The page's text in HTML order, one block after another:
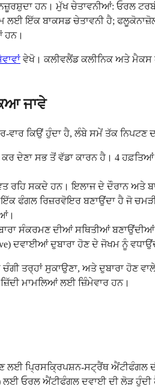
ਹਨ। ਮੁੱਖ ਚੇਤਾਵਨੀਆਂ: ਓਰਲ
ਇੱਕ ਬਾਕਸਡ ਚੇਤਾਵਨੀ ਹੈ;
ਹਨ।
ਵੇਖੋ। ਕਲੀਵਲੈਂਡ ਕਲੀਨਿਕ ਅਤੇ ਮੈਕਸ
ਜਾਵੇ
ਕਿਉਂ ਹੁੰਦਾ ਹੈ, ਲੰਬੇ ਸਮੇਂ ਤੱਕ ਨਿਪਟਣ
ਦੇਣਾ ਸਭ ਤੋਂ ਵੱਡਾ ਕਾਰਨ ਹੈ। 4
ਰਹਿ ਸਕਦੇ ਹਨ। ਇਲਾਜ ਦੇ ਦੌਰਾਨ ਅਤੇ
ਫੰਗਲ ਰਿਜ਼ਰਵੋਇਰ ਬਣਾਉਂਦਾ ਹੈ ਜੋ
ਸੰਕਰਮਣ ਦੀਆਂ ਸਥਿਤੀਆਂ ਬਣਾਉਂਦੀਆਂ
ਦਵਾਈਆਂ ਦੁਬਾਰਾ ਹੋਣ ਦੇ ਜੋਖਮ ਨੂੰ
ਤਰ੍ਹਾਂ ਸੁਕਾਉਣਾ, ਅਤੇ ਦੁਬਾਰਾ ਹੋਣ
ਮਾਮਲਿਆਂ ਲਈ ਜ਼ਿੰਮੇਵਾਰ ਹਨ।
ਲਈ ਪ੍ਰਿਸਕ੍ਰਿਪਸ਼ਨ-ਸਟ੍ਰੈਂਥ ਐਂਟੀਫੰਗਲ
ਓਰਲ ਐਂਟੀਫੰਗਲ ਦਵਾਈ ਦੀ ਲੋੜ ਹੁੰਦੀ